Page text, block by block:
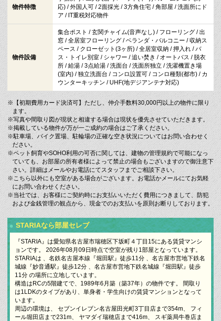
物件特徴
応) / 外国人可 / 2面採光 / 3方角住宅 / 角部屋 / 洗面所にド
ア / IT重税対応物件
物件設備
集合ポスト / 玄関チャイム(音声なし) / フローリング / 出
窓 / 全居室フローリング / ベランダ・バルコニー / 収納ス
ペース / クローゼット(3ヶ所) / 全居室収納 / 押入れ / バ
ス・トイレ別室 / シャワー / 追い焚き / オートバス / 脱衣
所 / 給湯 / 3点給湯 / 洗面台 / 洗面所独立 / 洗濯機置き場
(室内) / 独立洗面台 / コンロ設置可 / コンロ種類(都市) / カ
ウンターキッチン / UHF(地デジアンテナ対応)
※【初期費用カード決済可】ただし、仲介手数料30,000円以上の物件に限り
ます。
※写真や間取り図が現状と相違する場合は現状を優先させていただきます。
※掲載している物件が万が一ご成約の場合はご了承ください。
※駐車場、バイク置場、駐輪場の正確な空き状況についてはお問い合わせく
ださい。
※ペット飼育やSOHO利用の可否に関しては、建物の管理規約で可能になっ
ていても、お部屋の所有者様によって禁止の場合もございますので御注意下
さい。詳細はメールやお電話にてスタッフまでご相談下さい。
※こちら以外にも空室がある場合がございます。お電話かメールにてお気軽
にお問い合わせください。
※当社では、お客様にご契約時にお支払いいただく費用につきまして、防犯
および金銭管理の観点から、現金でのお支払いを原則お断りしております。
STARIAなら部屋セレブ
『STARIA』は愛知県名古屋市瑞穂区下坂町４丁目15にある賃貸マンシ
ョンです。 2026年08月09日時点で空室が残り1部屋となっています。
STARIAは 、名鉄名古屋本線『堀田駅』徒歩11分 、名古屋市営地下鉄名
城線『妙音通駅』徒歩12分 、名古屋市営地下鉄名城線『堀田駅』徒歩
11分 の場所に立地しています。
構造はRCの5階建てで、1989年6月築（築37年）の物件です。 間取り
は1LDKのタイプがあり、単身者・学生向けの賃貸マンションとなって
います。
周辺の環境は、 セブンイレブン名古屋田光町3丁目店まで354m、 フィ
ール堀田店まで231m、 ヤマダイ瑞穂店まで416m、 スギ薬局牛巻店ま